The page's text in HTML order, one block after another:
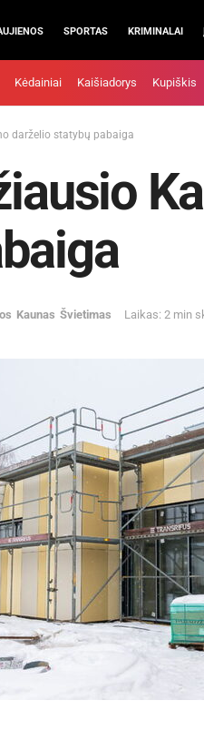
SPORTAS KRIMINALAI
Kėdainiai Kaišiadorys Kupiškis
darželio statybų pabaiga
Kaunas Švietimas Laikas: 2 min